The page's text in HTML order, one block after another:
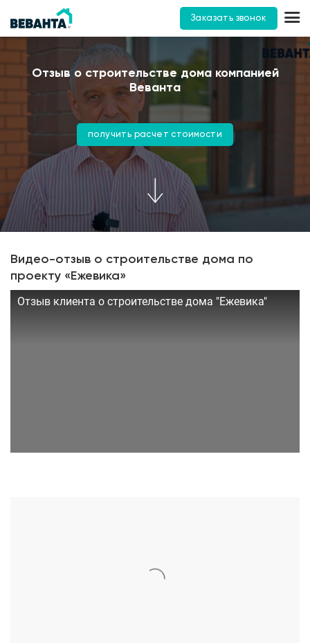
Заказать звонок
Отзыв о строительстве дома компанией
Веванта
получить расчет стоимости
Видео-отзыв о строительстве дома по
проекту «Ежевика»
Отзыв клиента о строительстве дома "Ежевика"